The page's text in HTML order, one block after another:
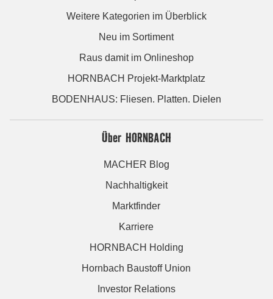
Weitere Kategorien im Überblick
Neu im Sortiment
Raus damit im Onlineshop
HORNBACH Projekt-Marktplatz
BODENHAUS: Fliesen. Platten. Dielen
Über HORNBACH
MACHER Blog
Nachhaltigkeit
Marktfinder
Karriere
HORNBACH Holding
Hornbach Baustoff Union
Investor Relations